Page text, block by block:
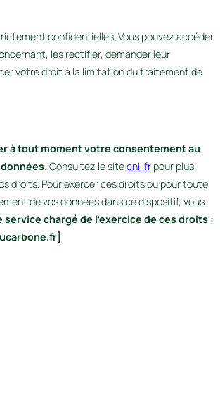
confidentielles. Vous pouvez accéder
les rectifier, demander leur
votre droit à la limitation du traitement de
à tout moment votre consentement au
Consultez le sitecnil.fr pour plus
droits. Pour exercer ces droits ou pour toute
de vos données dans ce dispositif, vous
service chargé de l’exercice de ces droits :